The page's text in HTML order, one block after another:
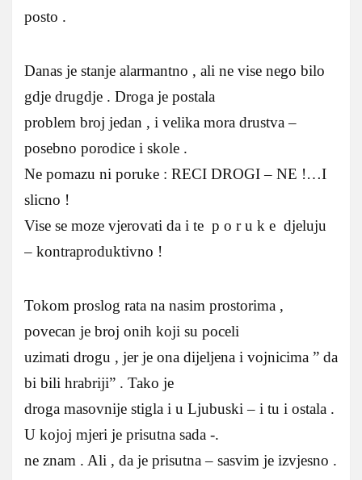
posto .
Danas je stanje alarmantno , ali ne vise nego bilo
gdje drugdje . Droga je postala
problem broj jedan , i velika mora drustva –
posebno porodice i skole .
Ne pomazu ni poruke : RECI DROGI – NE !…I
slicno !
Vise se moze vjerovati da i te p o r u k e djeluju
– kontraproduktivno !
Tokom proslog rata na nasim prostorima ,
povecan je broj onih koji su poceli
uzimati drogu , jer je ona dijeljena i vojnicima ” da
bi bili hrabriji” . Tako je
droga masovnije stigla i u Ljubuski – i tu i ostala .
U kojoj mjeri je prisutna sada -.
ne znam . Ali , da je prisutna – sasvim je izvjesno .